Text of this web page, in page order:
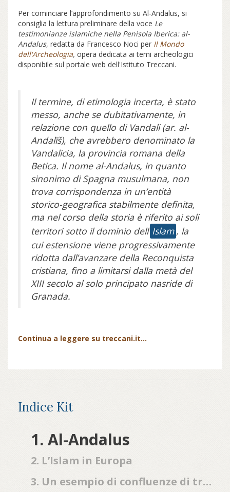
Per cominciare l’approfondimento su Al-Andalus, si
consiglia la lettura preliminare della voce Le
testimonianze islamiche nella Penisola Iberica: al-
Andalus, redatta da Francesco Noci per Il Mondo
dell'Archeologia, opera dedicata ai temi archeologici
disponibile sul portale web dell'Istituto Treccani.
Il termine, di etimologia incerta, è stato
messo, anche se dubitativamente, in
relazione con quello di Vandali (ar. al-
Andalīš), che avrebbero denominato la
Vandalicia, la provincia romana della
Betica. Il nome al-Andalus, in quanto
sinonimo di Spagna musulmana, non
trova corrispondenza in un’entità
storico-geografica stabilmente definita,
ma nel corso della storia è riferito ai soli
territori sotto il dominio dell’ Islam , la
cui estensione viene progressivamente
ridotta dall’avanzare della Reconquista
cristiana, fino a limitarsi dalla metà del
XIII secolo al solo principato nasride di
Granada.
Continua a leggere su treccani.it...
Indice Kit
1. Al-Andalus
2. L’Islam in Europa
3. Un esempio di confluenze di tre fedi e tre culture